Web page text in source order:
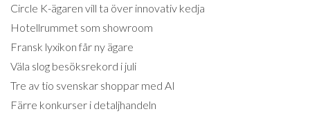
Circle K-ägaren vill ta över innovativ kedja
Hotellrummet som showroom
Fransk lyxikon får ny ägare
Väla slog besöksrekord i juli
Tre av tio svenskar shoppar med AI
Färre konkurser i detaljhandeln